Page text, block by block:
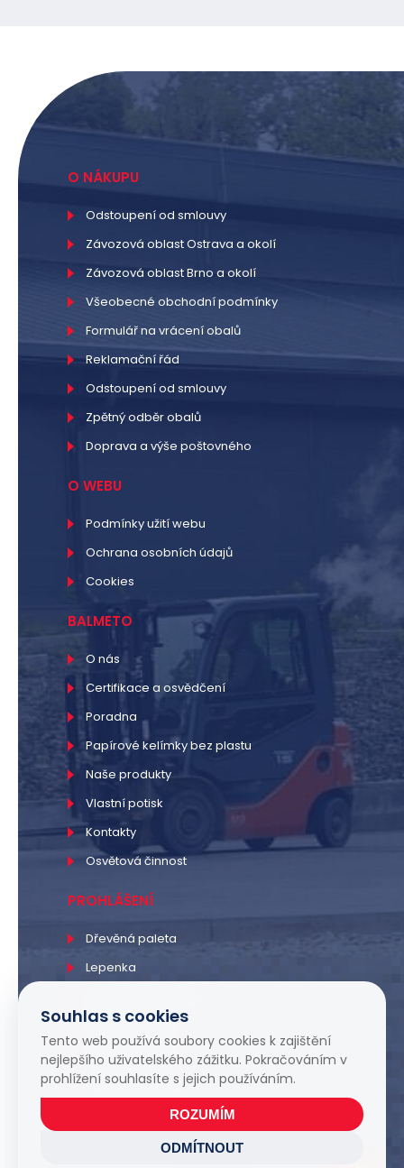
Souhlas s cookies
Tento web používá soubory cookies k zajištění
nejlepšího uživatelského zážitku. Pokračováním v
prohlížení souhlasíte s jejich používáním.
ROZUMÍM
ODMÍTNOUT
O NÁKUPU
Odstoupení od smlouvy
Závozová oblast Ostrava a okolí
Závozová oblast Brno a okolí
Všeobecné obchodní podmínky
Formulář na vrácení obalů
Reklamační řád
Odstoupení od smlouvy
Zpětný odběr obalů
Doprava a výše poštovného
O WEBU
Podmínky užití webu
Ochrana osobních údajů
Cookies
BALMETO
O nás
Certifikace a osvědčení
Poradna
Papírové kelímky bez plastu
Naše produkty
Vlastní potisk
Kontakty
Osvětová činnost
PROHLÁŠENÍ
Dřevěná paleta
Lepenka
PE sáčky a fólie
PP sáčky a fólie
Smršťovací fólie